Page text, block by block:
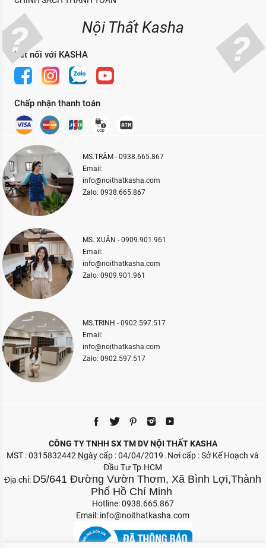
Nội Thất Kasha
Kết nối với KASHA
Chấp nhận thanh toán
MS.TRÂM - 0938.665.867
Email:
info@noithatkasha.com
Zalo: 0938.665.867
MS. XUÂN - 0909.901.961
Email:
info@noithatkasha.com
Zalo: 0909.901.961
MS.TRINH - 0902.597.517
Email:
info@noithatkasha.com
Zalo: 0902.597.517
CÔNG TY TNHH SX TM DV NỘI THẤT KASHA
MST : 0315832442 Ngày cấp : 04/04/2019 .Nơi cấp : Sở Kế Hoạch và
Đầu Tư Tp.HCM
Địa chỉ: D5/641 Đường Vườn Thơm, Xã Bình Lợi,Thành
Phố Hồ Chí Minh
Hotline: 0938.665.867
Email: info@noithatkasha.com